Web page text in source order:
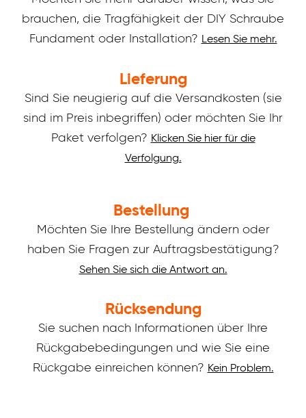
brauchen, die Tragfähigkeit der DIY Schraube
Fundament oder Installation? Lesen Sie mehr.
Lieferung
Sind Sie neugierig auf die Versandkosten (sie
sind im Preis inbegriffen) oder möchten Sie Ihr
Paket verfolgen? Klicken Sie hier für die
Verfolgung.
Bestellung
Möchten Sie Ihre Bestellung ändern oder
haben Sie Fragen zur Auftragsbestätigung?
Sehen Sie sich die Antwort an.
Rücksendung
Sie suchen nach Informationen über Ihre
Rückgabebedingungen und wie Sie eine
Rückgabe einreichen können? Kein Problem.